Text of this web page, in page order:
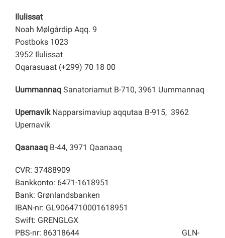
Ilulissat
Noah Mølgårdip Aqq. 9
Postboks 1023
3952 Ilulissat
Oqarasuaat (+299) 70 18 00
Uummannaq Sanatoriamut B-710, 3961 Uummannaq
Upernavik Napparsimaviup aqqutaa B-915, 3962
Upernavik
Qaanaaq B-44, 3971 Qaanaaq
CVR: 37488909
Bankkonto: 6471-1618951
Bank: Grønlandsbanken
IBAN-nr: GL9064710001618951
Swift: GRENGLGX
PBS-nr: 86318644 GLN-